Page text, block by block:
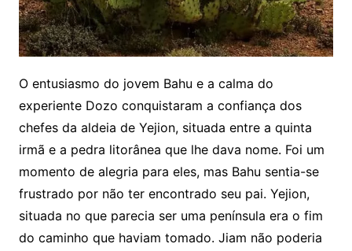
O entusiasmo do jovem Bahu e a calma do
experiente Dozo conquistaram a confiança dos
chefes da aldeia de Yejion, situada entre a quinta
irmã e a pedra litorânea que lhe dava nome. Foi um
momento de alegria para eles, mas Bahu sentia-se
frustrado por não ter encontrado seu pai. Yejion,
situada no que parecia ser uma península era o fim
do caminho que haviam tomado. Jiam não poderia